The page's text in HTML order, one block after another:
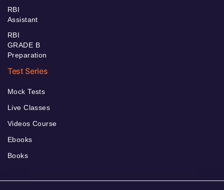
RBI
Assistant
RBI
GRADE B
Preparation
Test Series
Mock Tests
Live Classes
Videos Course
Ebooks
Books